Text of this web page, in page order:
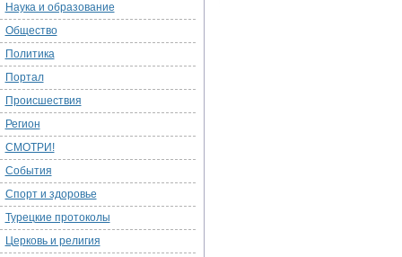
Наука и образование
Общество
Политика
Портал
Происшествия
Регион
СМОТРИ!
События
Спорт и здоровье
Турецкие протоколы
Церковь и религия